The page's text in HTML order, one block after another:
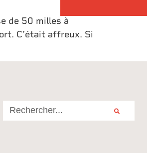
de 50 milles à
C’était affreux. Si